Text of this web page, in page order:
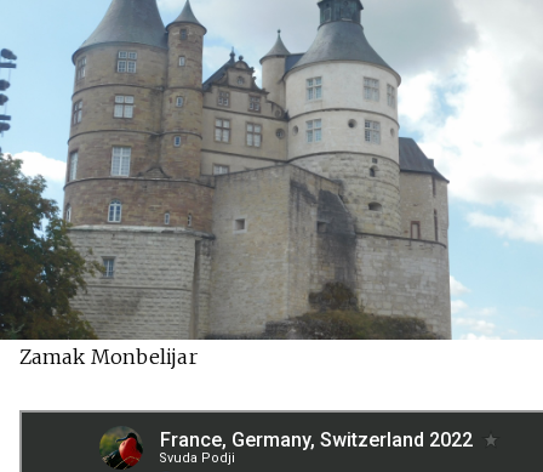
Zamak Monbelijar